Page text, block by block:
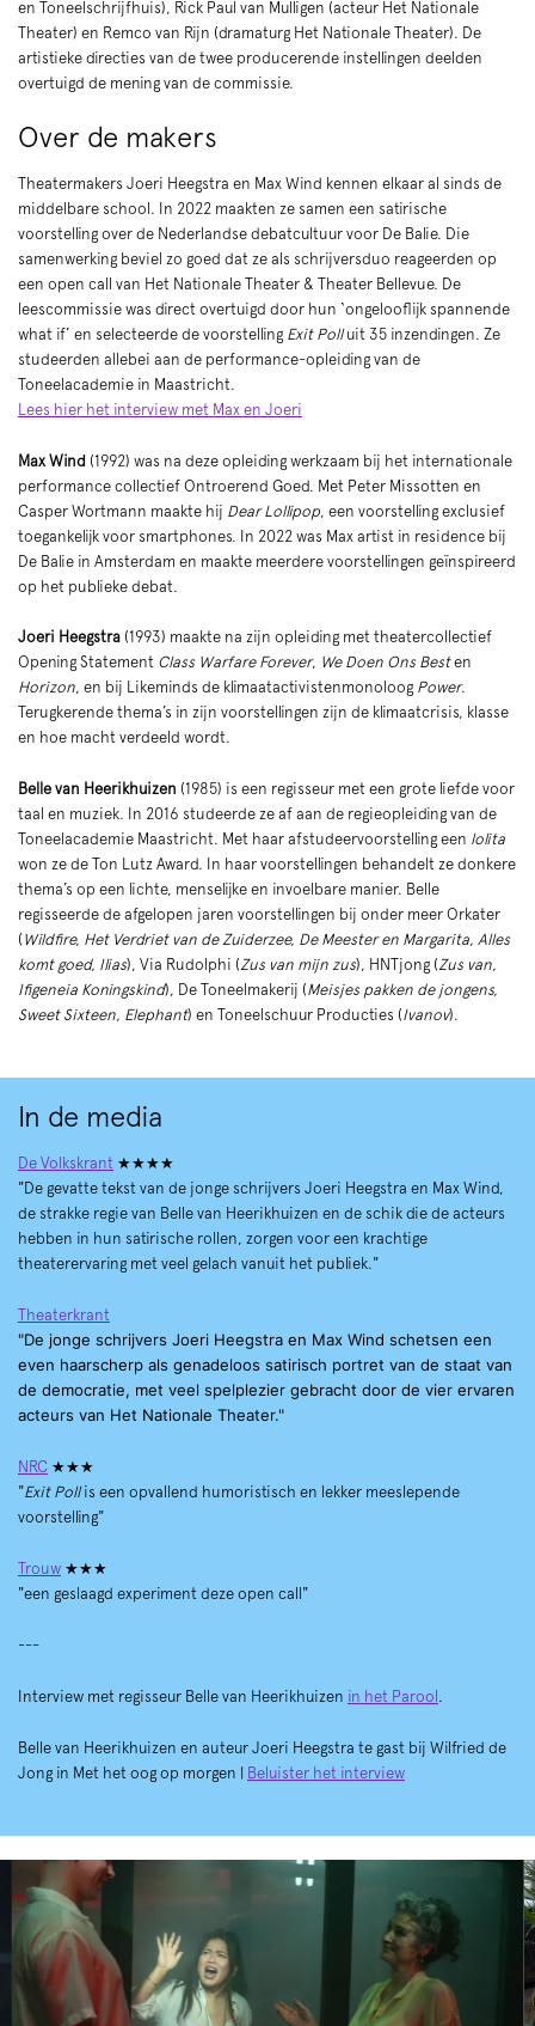
en Toneelschrijfhuis), Rick Paul van Mulligen (acteur Het Nationale
Theater) en Remco van Rijn (dramaturg Het Nationale Theater). De
artistieke directies van de twee producerende instellingen deelden
overtuigd de mening van de commissie.
Over de makers
Theatermakers Joeri Heegstra en Max Wind kennen elkaar al sinds de
middelbare school. In 2022 maakten ze samen een satirische
voorstelling over de Nederlandse debatcultuur voor De Balie. Die
samenwerking beviel zo goed dat ze als schrijversduo reageerden op
een open call van Het Nationale Theater & Theater Bellevue. De
leescommissie was direct overtuigd door hun ‘ongelooflijk spannende
what if’ en selecteerde de voorstelling Exit Polluit 35 inzendingen. Ze
studeerden allebei aan de performance-opleiding van de
Toneelacademie in Maastricht.
Lees hier het interview met Max en Joeri
Max Wind (1992) was na deze opleiding werkzaam bij het internationale
performance collectief Ontroerend Goed. Met Peter Missotten en
Casper Wortmann maakte hij Dear Lollipop, een voorstelling exclusief
toegankelijk voor smartphones. In 2022 was Max artist in residence bij
De Balie in Amsterdam en maakte meerdere voorstellingen geïnspireerd
op het publieke debat.
Joeri Heegstra (1993) maakte na zijn opleiding met theatercollectief
Opening Statement Class Warfare Forever, We Doen Ons Besten
Horizon, en bij Likeminds de klimaatactivistenmonoloog Power.
Terugkerende thema’s in zijn voorstellingen zijn de klimaatcrisis, klasse
en hoe macht verdeeld wordt.
Belle van Heerikhuizen (1985) is een regisseur met een grote liefde voor
taal en muziek. In 2016 studeerde ze af aan de regie­op­lei­ding van de
Toneel­aca­demie Maastricht. Met haar afstu­deer­voor­stel­ling ​een lolita
won ze de Ton Lutz Award. In haar voor­stel­lingen behandelt ze donkere
thema’s op een lichte, menselijke en invoelbare manier. Belle
regisseerde de afgelopen jaren voorstellingen bij onder meer Orkater
( Wildfire, Het Verdriet van de Zuiderzee, De Meester en Margarita, Alles
komt goed, Ilias), Via Rudolphi (Zus van mijn zus), HNTjong (Zus van,
Ifigeneia Koningskind), De Toneelmakerij (Meisjes pakken de jongens,
Sweet Sixteen, Elephant) en Toneelschuur Producties (Ivanov).
In de media
De Volkskrant ★★★★
"De gevatte tekst van de jonge schrijvers Joeri Heegstra en Max Wind,
de strakke regie van Belle van Heerikhuizen en de schik die de acteurs
hebben in hun satirische rollen, zorgen voor een krachtige
theaterervaring met veel gelach vanuit het publiek."
Theaterkrant
"De jonge schrijvers Joeri Heegstra en Max Wind schetsen een
even haarscherp als genadeloos satirisch portret van de staat van
de democratie, met veel spelplezier gebracht door de vier ervaren
acteurs van Het Nationale Theater."
NRC ★★★
"Exit Pollis een opvallend humoristisch en lekker meeslepende
voorstelling"
Trouw ★★★
"een geslaagd experiment deze open call"
---
Interview met regisseur Belle van Heerikhuizen in het Parool .
Belle van Heerikhuizen en auteur Joeri Heegstra te gast bij Wilfried de
Jong in Met het oog op morgen | Beluister het interview
Zoom
in